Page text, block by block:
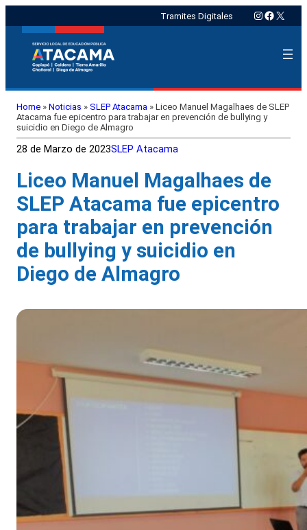
Tramites Digitales Instagram
X
Home » Noticias » SLEP Atacama » Liceo Manuel Magalhaes de SLEP
Atacama fue epicentro para trabajar en prevención de bullying y
suicidio en Diego de Almagro
28 de Marzo de 2023SLEP Atacama
Liceo Manuel Magalhaes de
SLEP Atacama fue epicentro
para trabajar en prevención
de bullying y suicidio en
Diego de Almagro